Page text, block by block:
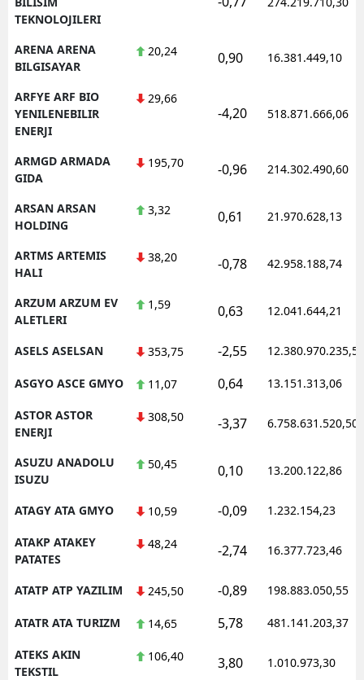
TEKNOLOJILERI
ARENA ARENA
BILGISAYAR
20,24 0,90 16.381.449,10
ARFYE ARF BIO
YENILENEBILIR
ENERJI
29,66
-4,20 518.871.666,06
ARMGD ARMADA
GIDA
195,70 -0,96 214.302.490,60
ARSAN ARSAN
HOLDING
3,32 0,61 21.970.628,13
ARTMS ARTEMIS
HALI
38,20 -0,78 42.958.188,74
ARZUM ARZUM EV
ALETLERI
1,59 0,63 12.041.644,21
ASELS ASELSAN 353,75 -2,55 12.380.970.235,50
ASGYO ASCE GMYO 11,07 0,64 13.151.313,06
ASTOR ASTOR
ENERJI
308,50 -3,37 6.758.631.520,50
ASUZU ANADOLU
ISUZU
50,45 0,10 13.200.122,86
ATAGY ATA GMYO 10,59 -0,09 1.232.154,23
ATAKP ATAKEY
PATATES
48,24 -2,74 16.377.723,46
ATATP ATP YAZILIM 245,50 -0,89 198.883.050,55
ATATR ATA TURIZM 14,65 5,78 481.141.203,37
ATEKS AKIN
TEKSTIL
106,40 3,80 1.010.973,30